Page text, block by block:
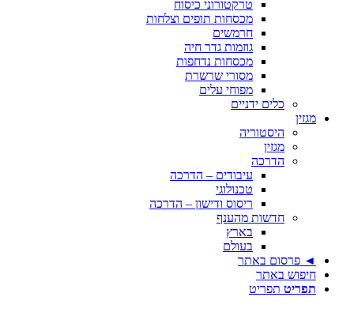
טרקטורוני כיסוח
מכסחות תופים וצלחות
חרמשים
גוזמות גדר חיה
מכסחות נדחפות
מסורי שרשרת
מפוחי עלים
כלים ידניים
מגזין
היסטוריה
מגזין
הדרכה
עיבודים – הדרכה
טכנולוגי
ריסוס ודישון – הדרכה
חדשות מהענף
בארץ
בעולם
◄ פרסום באתר
חיפוש באתר
תפריט תפריט